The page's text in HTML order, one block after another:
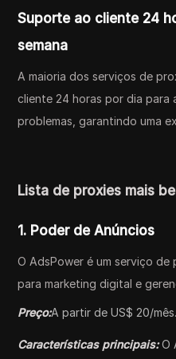
Suporte ao cliente 24
semana
A maioria dos serviços de
cliente 24 horas por dia para
problemas, garantindo uma
Lista de proxies mais
1. Poder de Anúncios
O AdsPower é um serviço
para marketing digital e
Preço:A partir de US$ 20/mês.
Características principais: O